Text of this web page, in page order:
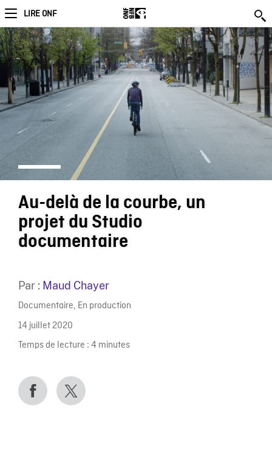
LIRE ONF
Au-delà de la courbe, un
projet du Studio
documentaire
Par : Maud Chayer
Documentaire, En production
14 juillet 2020
Temps de lecture : 4 minutes